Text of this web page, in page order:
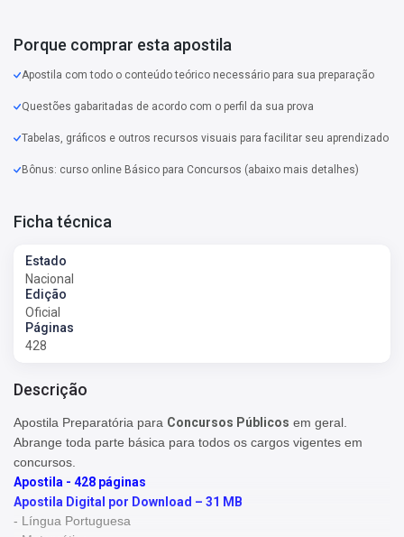
Porque comprar esta apostila
Apostila com todo o conteúdo teórico necessário para sua preparação
Questões gabaritadas de acordo com o perfil da sua prova
Tabelas, gráficos e outros recursos visuais para facilitar seu aprendizado
Bônus: curso online Básico para Concursos (abaixo mais detalhes)
Ficha técnica
Estado
Nacional
Edição
Oficial
Páginas
428
Descrição
Apostila Preparatória para Concursos Públicos em geral.
Abrange toda parte básica para todos os cargos vigentes em
concursos.
Apostila - 428 páginas
Apostila Digital por Download – 31 MB
- Língua Portuguesa